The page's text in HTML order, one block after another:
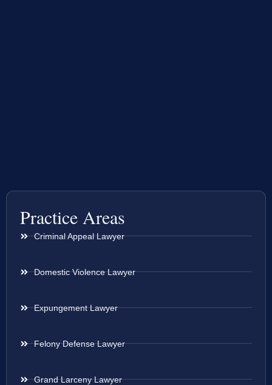
Practice Areas
Criminal Appeal Lawyer
Domestic Violence Lawyer
Expungement Lawyer
Felony Defense Lawyer
Grand Larceny Lawyer